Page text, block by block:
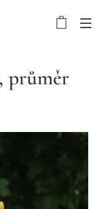
průměr